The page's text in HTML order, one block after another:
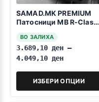
SAMAD.MK PREMIUM
Патосници MB R-Class
Kratka baza
ВО ЗАЛИХА
3.689,10 ден –
4.049,10 ден
ИЗБЕРИ ОПЦИИ